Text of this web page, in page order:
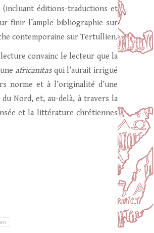
(incluant éditions-traductions et
finir l’ample bibliographie sur
contemporaine sur Tertullien.
convainc le lecteur que la
africanitas qui l’aurait irrigué
norme et à l’originalité d’une
Nord, et, au-delà, à travers la
et la littérature chrétiennes